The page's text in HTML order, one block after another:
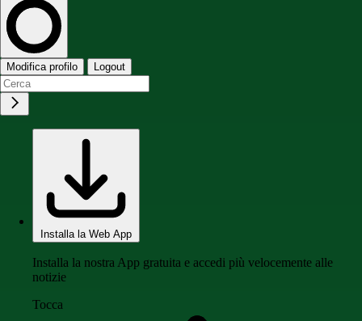
Modifica profilo Logout
Installa la Web App
Installa la nostra App gratuita e accedi più velocemente alle
notizie
Tocca